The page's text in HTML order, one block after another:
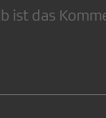
ist das